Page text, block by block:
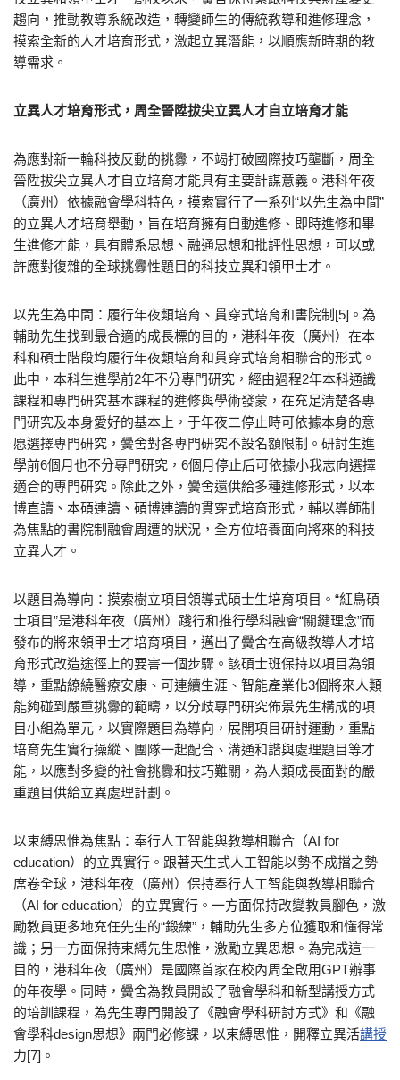
趨向，推動教導系統改造，轉變師生的傳統教導和進修理念，
摸索全新的人才培育形式，激起立異潛能，以順應新時期的教
導需求。
立異人才培育形式，周全晉陞拔尖立異人才自立培育才能
為應對新一輪科技反動的挑釁，不竭打破國際技巧壟斷，周全
晉陞拔尖立異人才自立培育才能具有主要計謀意義。港科年夜
（廣州）依據融會學科特色，摸索實行了一系列“以先生為中間”
的立異人才培育舉動，旨在培育擁有自動進修、即時進修和畢
生進修才能，具有體系思想、融通思想和批評性思想，可以或
許應對復雜的全球挑釁性題目的科技立異和領甲士才。
以先生為中間：履行年夜類培育、貫穿式培育和書院制[5]。為
輔助先生找到最合適的成長標的目的，港科年夜（廣州）在本
科和碩士階段均履行年夜類培育和貫穿式培育相聯合的形式。
此中，本科生進學前2年不分專門研究，經由過程2年本科通識
課程和專門研究基本課程的進修與學術發蒙，在充足清楚各專
門研究及本身愛好的基本上，于年夜二停止時可依據本身的意
愿選擇專門研究，黌舍對各專門研究不設名額限制。研討生進
學前6個月也不分專門研究，6個月停止后可依據小我志向選擇
適合的專門研究。除此之外，黌舍還供給多種進修形式，以本
博直讀、本碩連讀、碩博連讀的貫穿式培育形式，輔以導師制
為焦點的書院制融會周遭的狀況，全方位培養面向將來的科技
立異人才。
以題目為導向：摸索樹立項目領導式碩士生培育項目。“紅鳥碩
士項目”是港科年夜（廣州）踐行和推行學科融會“關鍵理念”而
發布的將來領甲士才培育項目，邁出了黌舍在高級教導人才培
育形式改造途徑上的要害一個步驟。該碩士班保持以項目為領
導，重點繚繞醫療安康、可連續生涯、智能產業化3個將來人類
能夠碰到嚴重挑釁的範疇，以分歧專門研究佈景先生構成的項
目小組為單元，以實際題目為導向，展開項目研討運動，重點
培育先生實行操縱、團隊一起配合、溝通和諧與處理題目等才
能，以應對多變的社會挑釁和技巧難關，為人類成長面對的嚴
重題目供給立異處理計劃。
以束縛思惟為焦點：奉行人工智能與教導相聯合（AI for
education）的立異實行。跟著天生式人工智能以勢不成擋之勢
席卷全球，港科年夜（廣州）保持奉行人工智能與教導相聯合
（AI for education）的立異實行。一方面保持改變教員腳色，激
勵教員更多地充任先生的“鍛練”，輔助先生多方位獲取和懂得常
識；另一方面保持束縛先生思惟，激勵立異思想。為完成這一
目的，港科年夜（廣州）是國際首家在校內周全啟用GPT辦事
的年夜學。同時，黌舍為教員開設了融會學科和新型講授方式
的培訓課程，為先生專門開設了《融會學科研討方式》和《融
會學科design思想》兩門必修課，以束縛思惟，開釋立異活講授
力[7]。